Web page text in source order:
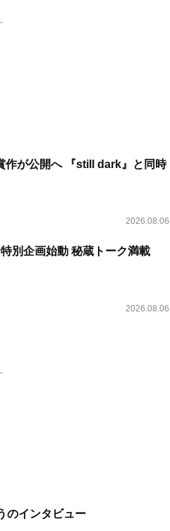
作が公開へ 『still dark』と同時
2026.08.06
別企画始動 秘蔵トーク満載
2026.08.06
のインタビュー